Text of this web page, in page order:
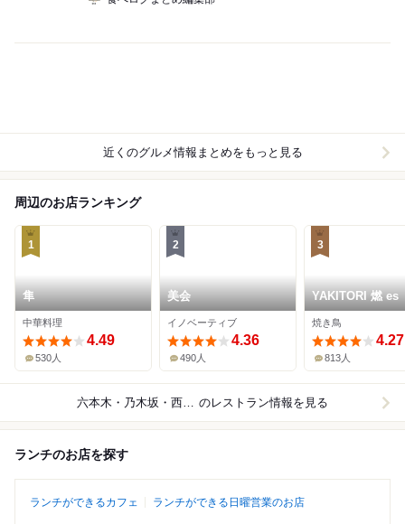
近くのグルメ情報まとめをもっと見る
周辺のお店ランキング
1
隼
中華料理
4.49
530人
2
美会
イノベーティブ
4.36
490人
3
YAKITORI 燃 es
焼き鳥
4.27
813人
六本木・乃木坂・西麻布 のレストラン情報を見る
ランチのお店を探す
ランチができるカフェ ランチができる日曜営業のお店